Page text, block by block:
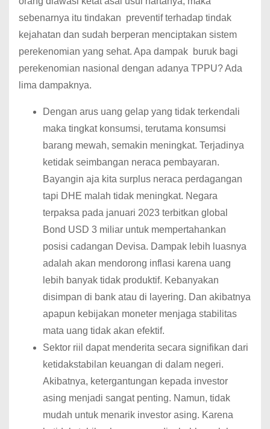
sebenarnya itu tindakan preventif terhadap tindak
kejahatan dan sudah berperan menciptakan sistem
perekenomian yang sehat. Apa dampak buruk bagi
perekenomian nasional dengan adanya TPPU? Ada
lima dampaknya.
Dengan arus uang gelap yang tidak terkendali
maka tingkat konsumsi, terutama konsumsi
barang mewah, semakin meningkat. Terjadinya
ketidak seimbangan neraca pembayaran.
Bayangin aja kita surplus neraca perdagangan
tapi DHE malah tidak meningkat. Negara
terpaksa pada januari 2023 terbitkan global
Bond USD 3 miliar untuk mempertahankan
posisi cadangan Devisa. Dampak lebih luasnya
adalah akan mendorong inflasi karena uang
lebih banyak tidak produktif. Kebanyakan
disimpan di bank atau di layering. Dan akibatnya
apapun kebijakan moneter menjaga stabilitas
mata uang tidak akan efektif.
Sektor riil dapat menderita secara signifikan dari
ketidakstabilan keuangan di dalam negeri.
Akibatnya, ketergantungan kepada investor
asing menjadi sangat penting. Namun, tidak
mudah untuk menarik investor asing. Karena